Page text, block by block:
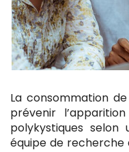
La consommation
prévenir
polykystiques
équipe de recherche